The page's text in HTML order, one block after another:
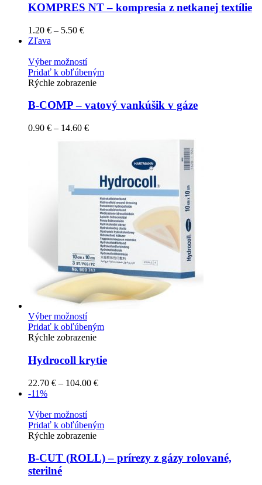
KOMPRES NT – kompresia z netkanej textílie
1.20 € – 5.50 €
Zľava
Výber možností
Pridať k obľúbeným
Rýchle zobrazenie
B-COMP – vatový vankúšik v gáze
0.90 € – 14.60 €
Výber možností
Pridať k obľúbeným
Rýchle zobrazenie
Hydrocoll krytie
22.70 € – 104.00 €
-11%
Výber možností
Pridať k obľúbeným
Rýchle zobrazenie
B-CUT (ROLL) – prírezy z gázy rolované,
sterilné